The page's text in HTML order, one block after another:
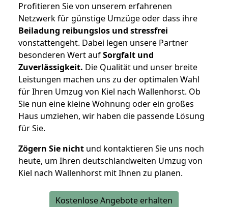
Profitieren Sie von unserem erfahrenen
Netzwerk für günstige Umzüge oder dass ihre
Beiladung reibungslos und stressfrei
vonstattengeht. Dabei legen unsere Partner
besonderen Wert aufSorgfalt und
Zuverlässigkeit. Die Qualität und unser breite
Leistungen machen uns zu der optimalen Wahl
für Ihren Umzug von Kiel nach Wallenhorst. Ob
Sie nun eine kleine Wohnung oder ein großes
Haus umziehen, wir haben die passende Lösung
für Sie.
Zögern Sie nicht und kontaktieren Sie uns noch
heute, um Ihren deutschlandweiten Umzug von
Kiel nach Wallenhorst mit Ihnen zu planen.
Kostenlose Angebote erhalten